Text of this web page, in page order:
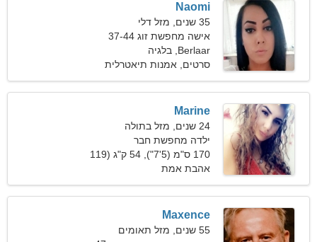
Naomi
35 שנים, מזל דלי
אישה מחפשת זוג 37-44
Berlaar, בלגיה
סרטים, אמנות תיאטרלית
Marine
24 שנים, מזל בתולה
ילדה מחפשת חבר
170 ס"מ (5'7"), 54 ק"ג (119
פאונד)
אהבת אמת
Maxence
55 שנים, מזל תאומים